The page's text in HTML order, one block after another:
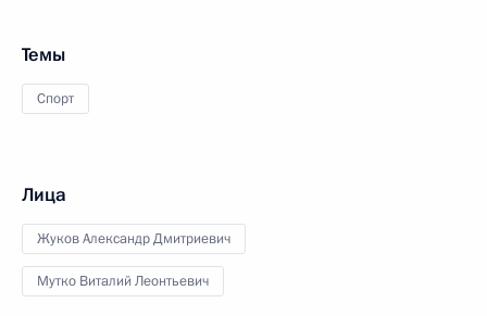
Темы
Спорт
Лица
Жуков Александр Дмитриевич
Мутко Виталий Леонтьевич